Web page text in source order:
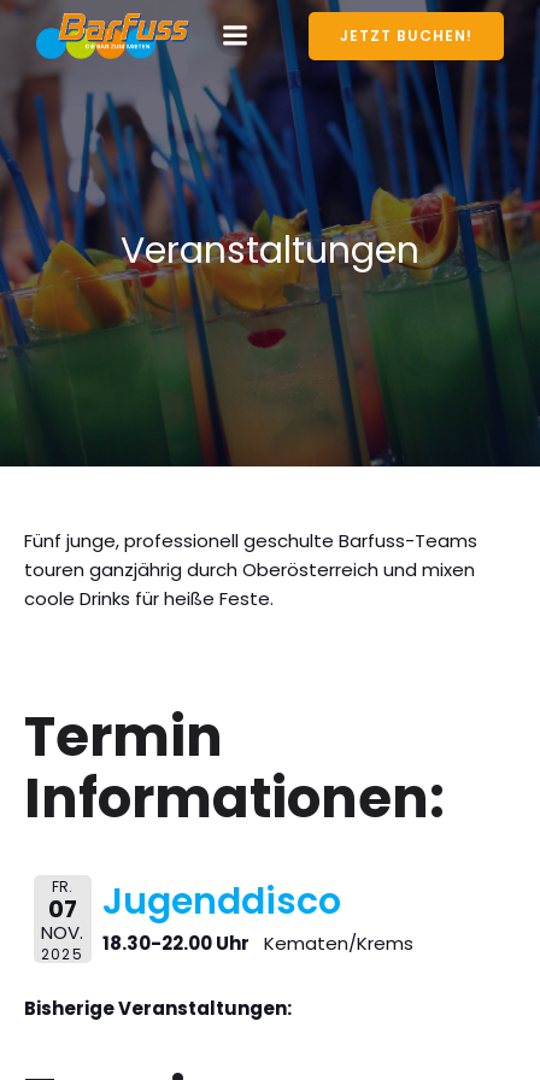
JETZT BUCHEN!
Veranstaltungen
Fünf junge, professionell geschulte Barfuss-Teams
touren ganzjährig durch Oberösterreich und mixen
coole Drinks für heiße Feste.
Termin
Informationen:
FR.
07
NOV.
2025
Jugenddisco
18.30-22.00 Uhr Kematen/Krems
Bisherige Veranstaltungen: